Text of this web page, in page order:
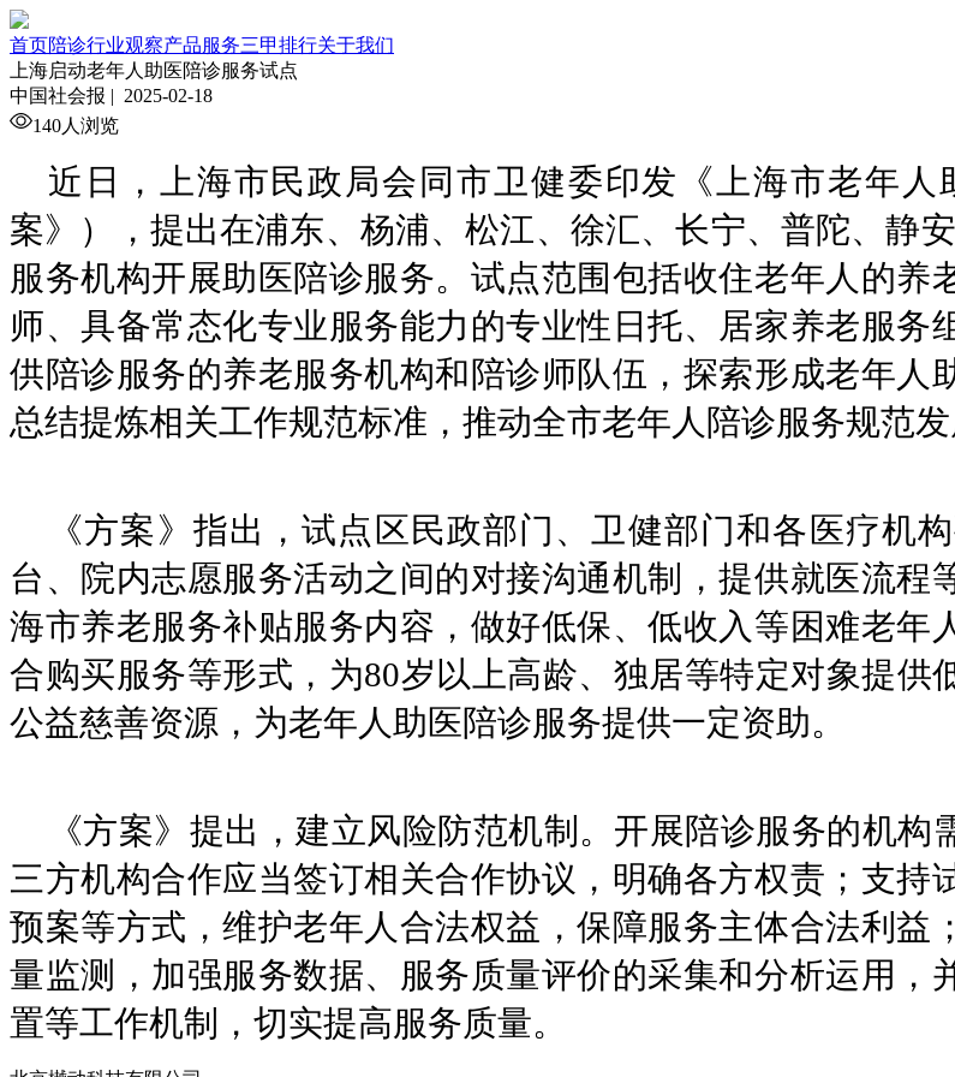
首页陪诊行业观察产品服务三甲排行关于我们
上海启动老年人助医陪诊服务试点
中国社会报 | 2025-02-18
140人浏览
近日，上海市民政局会同市卫健委印发《上海市老年
案》），提出在浦东、杨浦、松江、徐汇、长宁、普陀、静
服务机构开展助医陪诊服务。试点范围包括收住老年人的
师、具备常态化专业服务能力的专业性日托、居家养老服务
供陪诊服务的养老服务机构和陪诊师队伍，探索形成老年人
总结提炼相关工作规范标准，推动全市老年人陪诊服务规范发
《方案》指出，试点区民政部门、卫健部门和各医疗机
台、院内志愿服务活动之间的对接沟通机制，提供就医流程
海市养老服务补贴服务内容，做好低保、低收入等困难老年
合购买服务等形式，为80岁以上高龄、独居等特定对象提
公益慈善资源，为老年人助医陪诊服务提供一定资助。
《方案》提出，建立风险防范机制。开展陪诊服务的机
三方机构合作应当签订相关合作协议，明确各方权责；支持
预案等方式，维护老年人合法权益，保障服务主体合法利益
量监测，加强服务数据、服务质量评价的采集和分析运用，
置等工作机制，切实提高服务质量。